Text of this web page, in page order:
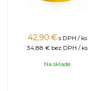
42,90 € s DPH / ks
34,88 € bez DPH / ks
Na sklade